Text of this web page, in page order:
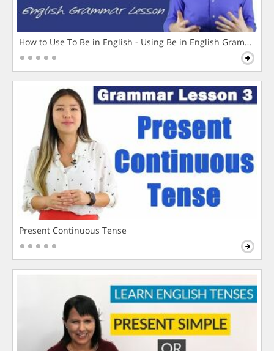
How to Use To Be in English - Using Be in English Grammar
Present Continuous Tense